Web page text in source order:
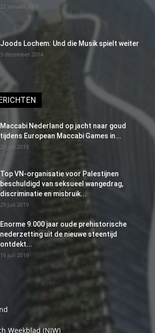
22 januari 2016
Joods Lochem: Und die Musik spielt weiter
3 december 2014
Maccabi Nederland op jacht naar goud
tijdens European Maccabi Games in...
29 juli 2019
Top VN-organisatie voor Palestijnen
beschuldigd van seksueel wangedrag,
discriminatie en misbruik...
29 juli 2019
Enorme 9.000 jaar oude prehistorische
nederzetting uit de nieuwe steentijd
ontdekt...
16 juli 2019
Weekblad (NIW)